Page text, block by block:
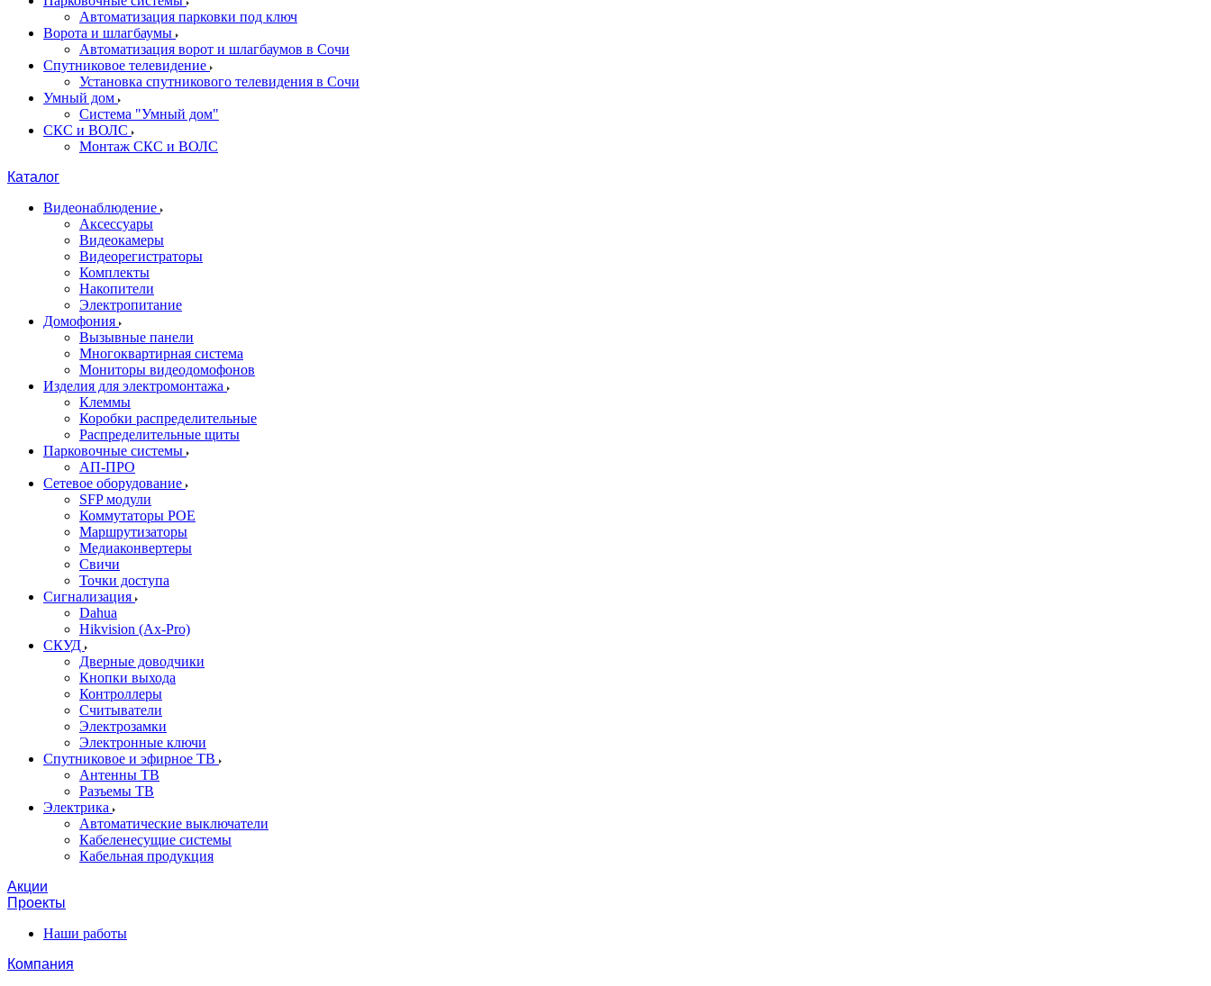
Автоматизация парковки под ключ
Ворота и шлагбаумы
Автоматизация ворот и шлагбаумов в Сочи
Спутниковое телевидение
Установка спутникового телевидения в Сочи
Умный дом
Система "Умный дом"
СКС и ВОЛС
Монтаж СКС и ВОЛС
Каталог
Видеонаблюдение
Аксессуары
Видеокамеры
Видеорегистраторы
Комплекты
Накопители
Электропитание
Домофония
Вызывные панели
Многоквартирная система
Мониторы видеодомофонов
Изделия для электромонтажа
Клеммы
Коробки распределительные
Распределительные щиты
Парковочные системы
АП-ПРО
Сетевое оборудование
SFP модули
Коммутаторы POE
Маршрутизаторы
Медиаконвертеры
Свичи
Точки доступа
Сигнализация
Dahua
Hikvision (Ax-Pro)
СКУД
Дверные доводчики
Кнопки выхода
Контроллеры
Считыватели
Электрозамки
Электронные ключи
Спутниковое и эфирное ТВ
Антенны ТВ
Разъемы ТВ
Электрика
Автоматические выключатели
Кабеленесущие системы
Кабельная продукция
Акции
Проекты
Наши работы
Компания